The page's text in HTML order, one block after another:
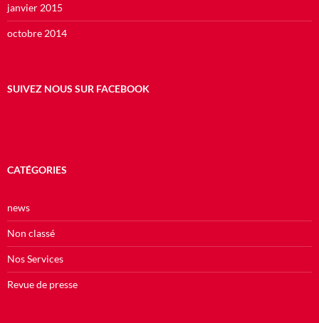
janvier 2015
octobre 2014
SUIVEZ NOUS SUR FACEBOOK
CATÉGORIES
news
Non classé
Nos Services
Revue de presse